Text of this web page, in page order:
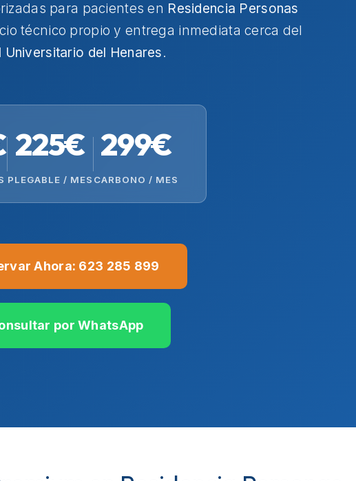
para pacientes en Residencia Personas
técnico propio y entrega inmediata cerca del
Universitario del Henares.
225€
PLEGABLE / MES
299€
CARBONO / MES
Ahora: 623 285 899
por WhatsApp